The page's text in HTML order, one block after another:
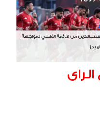
من قائمة الأهلي لمواجهة